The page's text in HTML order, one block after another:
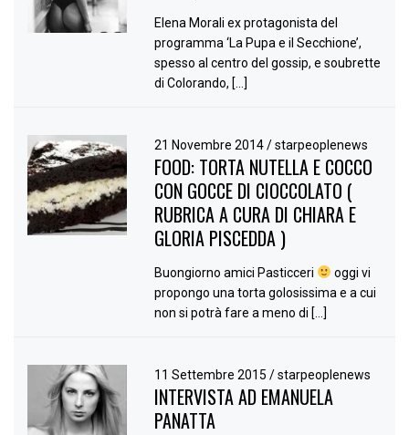
Elena Morali ex protagonista del
programma ‘La Pupa e il Secchione’,
spesso al centro del gossip, e soubrette
di Colorando, […]
21 Novembre 2014/ starpeoplenews
FOOD: TORTA NUTELLA E COCCO
CON GOCCE DI CIOCCOLATO (
RUBRICA A CURA DI CHIARA E
GLORIA PISCEDDA )
Buongiorno amici Pasticceri
oggi vi
propongo una torta golosissima e a cui
non si potrà fare a meno di […]
11 Settembre 2015/ starpeoplenews
INTERVISTA AD EMANUELA
PANATTA